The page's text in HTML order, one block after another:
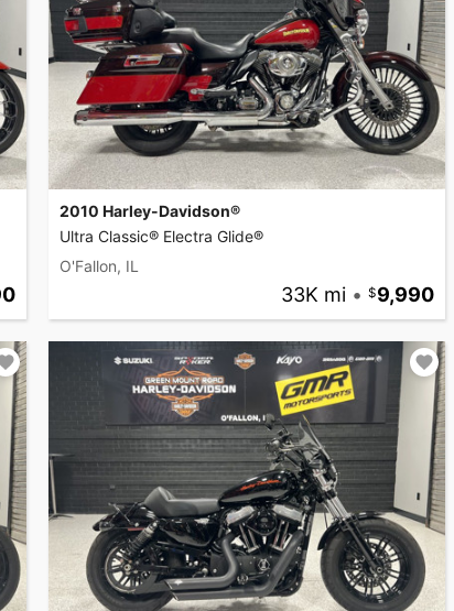
2010 Harley-Davidson®
Ultra Classic® Electra Glide®
O'Fallon, IL
33K mi • 9,990